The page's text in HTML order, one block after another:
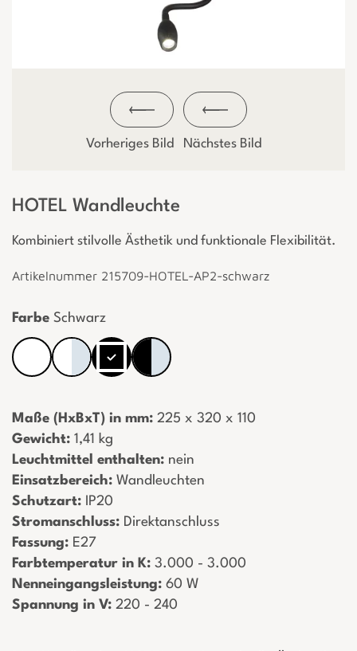
Vorheriges Bild Nächstes Bild
HOTEL Wandleuchte
Kombiniert stilvolle Ästhetik und funktionale Flexibilität.
Artikelnummer 215709-HOTEL-AP2-schwarz
Farbe Schwarz
Maße (HxBxT) in mm: ­ 225 x 320 x 110
Gewicht: ­ 1,41 kg
Leuchtmittel enthalten: ­ nein
Einsatzbereich: ­ Wandleuchten
Schutzart: ­ IP20
Stromanschluss: ­ Direktanschluss
Fassung: ­ E27
Farbtemperatur in K: ­ 3.000 - 3.000
Nenneingangsleistung: ­ 60 W
Spannung in V: ­ 220 - 240